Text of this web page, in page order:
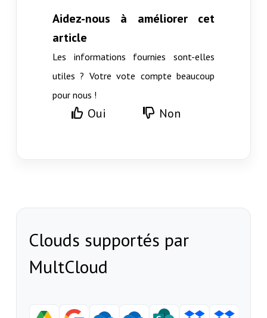
Aidez-nous à améliorer cet
article
Les informations fournies sont-elles
utiles ? Votre vote compte beaucoup
pour nous !
Oui Non
Clouds supportés par
MultCloud